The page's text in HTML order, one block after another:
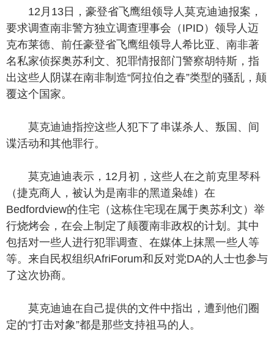
12月13日，豪登省飞鹰组领导人莫克迪迪报案，
要求调查南非警方独立调查理事会（IPID）领导人迈
克布莱德、前任豪登省飞鹰组领导人希比亚、南非著
名私家侦探奥苏利文、犯罪情报部门警察胡特斯，指
出这些人阴谋在南非制造“阿拉伯之春”类型的骚乱，颠
覆这个国家。
莫克迪迪指控这些人犯下了串谋杀人、叛国、间
谍活动和其他罪行。
莫克迪迪表示，12月初，这些人在之前克里琴科
（捷克商人，被认为是南非的黑道枭雄）在
Bedfordview的住宅（这栋住宅现在属于奥苏利文）举
行烧烤会，在会上制定了颠覆南非政权的计划。其中
包括对一些人进行犯罪调查、在媒体上抹黑一些人等
等。来自民权组织AfriForum和反对党DA的人士也参与
了这次协商。
莫克迪迪在自己提供的文件中指出，遭到他们圈
定的“打击对象”都是那些支持祖马的人。